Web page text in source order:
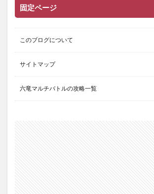
固定ページ
このブログについて
サイトマップ
六竜マルチバトルの攻略一覧